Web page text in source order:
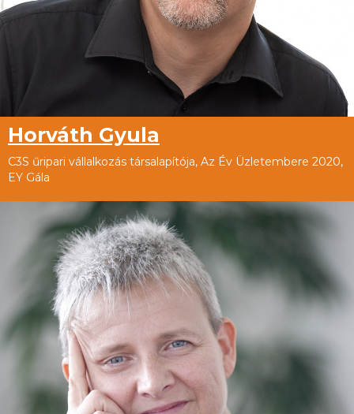
Horváth Gyula
C3S űripari vállalkozás társalapítója, Az Év Üzletembere 2020,
EY Gála